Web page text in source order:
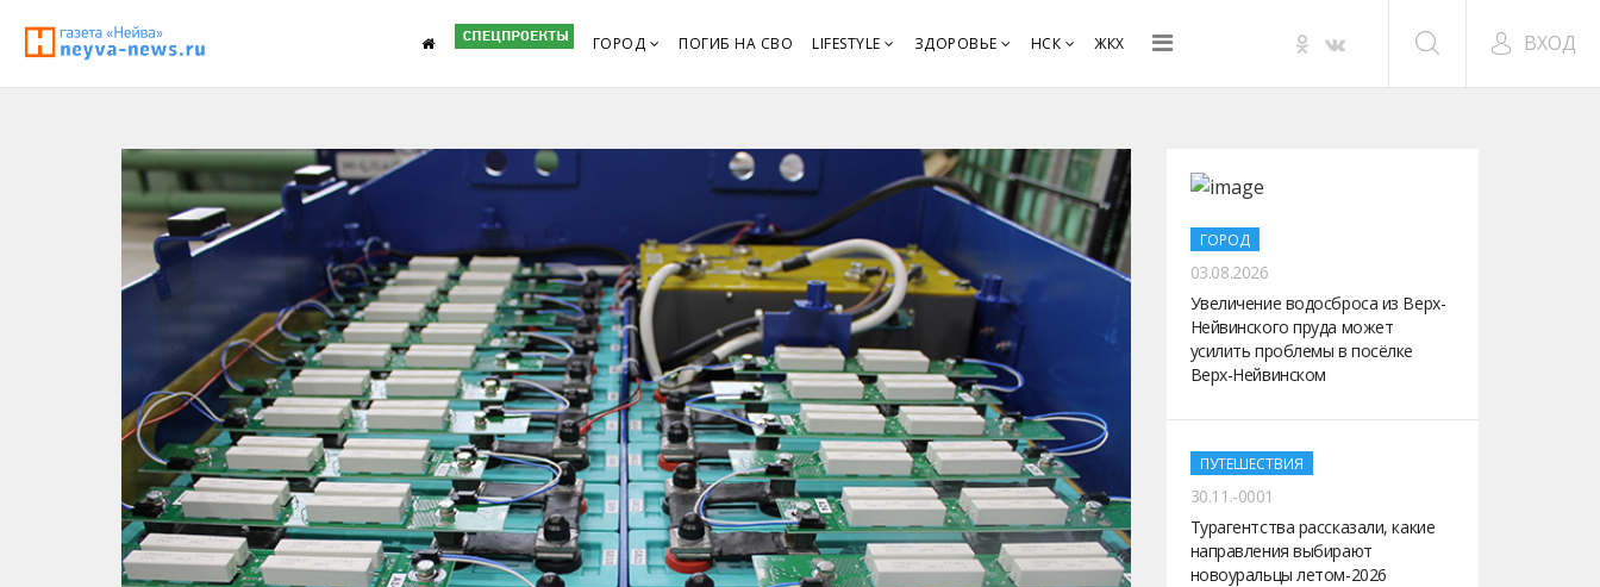
ГОРОД ПОГИБ НА СВО LIFESTYLE ЗДОРОВЬЕ НСК ЖКХ ВХОД
ГОРОД
03.08.2026
Увеличение водосброса из Верх-
Нейвинского пруда может
усилить проблемы в посёлке
Верх-Нейвинском
ПУТЕШЕСТВИЯ
30.11.-0001
Турагентства рассказали, какие
направления выбирают
новоуральцы летом-2026